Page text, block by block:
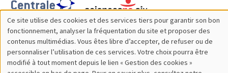
Utilisation
des
données
Ce site utilise des cookies et des services tiers pour garantir son bon
fonctionnement, analyser la fréquentation du site et proposer des
contenus multimédias. Vous êtes libre d’accepter, de refuser ou de
personnaliser l’utilisation de ces services. Votre choix pourra être
modifié à tout moment depuis le lien « Gestion des cookies »